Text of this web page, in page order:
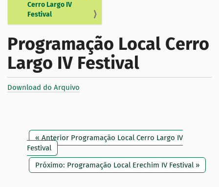
Cerro Largo IV
Festival
Programação Local Cerro
Largo IV Festival
Download do Arquivo
« Anterior Programação Local Cerro Largo IV
Festival
Próximo: Programação Local Erechim IV Festival »